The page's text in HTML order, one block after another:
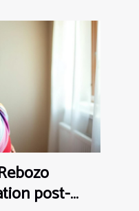
post-